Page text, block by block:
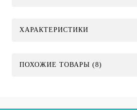
ХАРАКТЕРИСТИКИ
ПОХОЖИЕ ТОВАРЫ (8)